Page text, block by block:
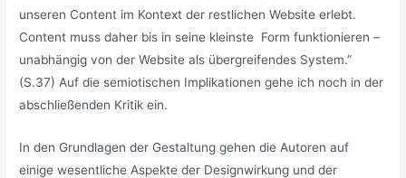
unseren Content im Kontext der restlichen Website erlebt.
Content muss daher bis in seine kleinste Form funktionieren –
unabhängig von der Website als übergreifendes System.”
(S.37) Auf die semiotischen Implikationen gehe ich noch in der
abschließenden Kritik ein.
In den Grundlagen der Gestaltung gehen die Autoren auf
einige wesentliche Aspekte der Designwirkung und der